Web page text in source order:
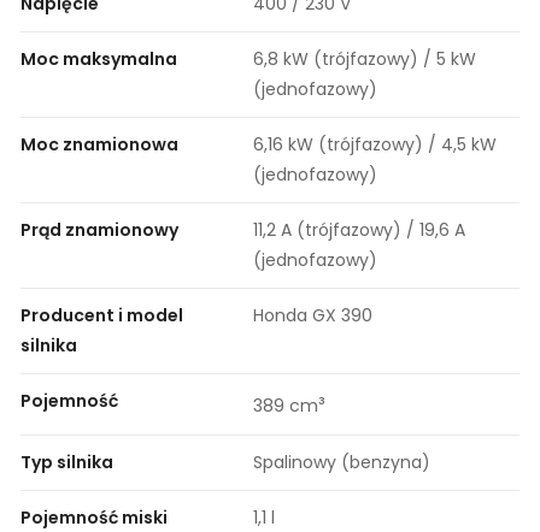
Moc maksymalna
6,8 kW (trójfazowy) / 5 kW
(jednofazowy)
Moc znamionowa
6,16 kW (trójfazowy) / 4,5 kW
(jednofazowy)
Prąd znamionowy
11,2 A (trójfazowy) / 19,6 A
(jednofazowy)
Producent i model
silnika
Honda GX 390
Pojemność 389 cm³
Typ silnika Spalinowy (benzyna)
Pojemność miski
1,1 l